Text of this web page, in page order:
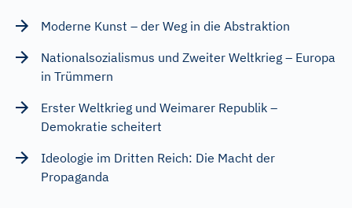
Moderne Kunst – der Weg in die Abstraktion
Nationalsozialismus und Zweiter Weltkrieg – Europa
in Trümmern
Erster Weltkrieg und Weimarer Republik –
Demokratie scheitert
Ideologie im Dritten Reich: Die Macht der
Propaganda